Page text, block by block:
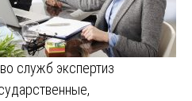
служб экспертиз